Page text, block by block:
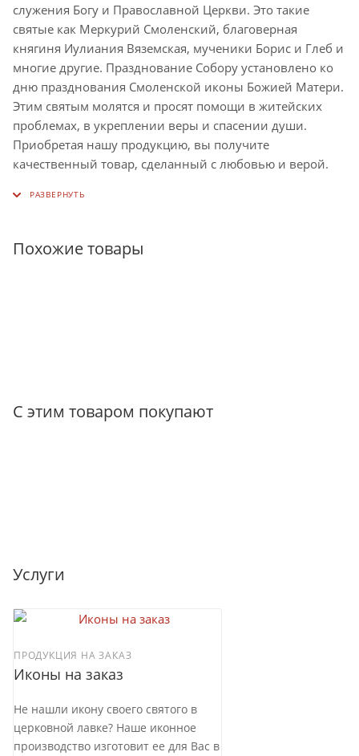
служения Богу и Православной Церкви. Это такие
святые как Меркурий Смоленский, благоверная
княгиня Иулиания Вяземская, мученики Борис и Глеб и
многие другие. Празднование Собору установлено ко
дню празднования Смоленской иконы Божией Матери.
Этим святым молятся и просят помощи в житейских
проблемах, в укреплении веры и спасении души.
Приобретая нашу продукцию, вы получите
качественный товар, сделанный с любовью и верой.
Похожие товары
С этим товаром покупают
Услуги
ПРОДУКЦИЯ НА ЗАКАЗ
Иконы на заказ
Не нашли икону своего святого в
церковной лавке? Наше иконное
производство изготовит ее для Вас в